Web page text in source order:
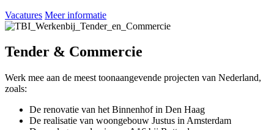
Vacatures Meer informatie
Tender & Commercie
Werk mee aan de meest toonaangevende projecten van Nederland,
zoals:
De renovatie van het Binnenhof in Den Haag
De realisatie van woongebouw Justus in Amsterdam